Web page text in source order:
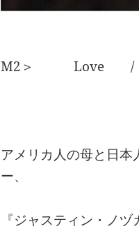
M2＞ Love /
アメリカ人の母と日
ー、
『ジャスティン・ノヅ